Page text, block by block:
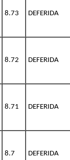
8.73 DEFERIDA
8.72 DEFERIDA
8.71 DEFERIDA
8.7 DEFERIDA